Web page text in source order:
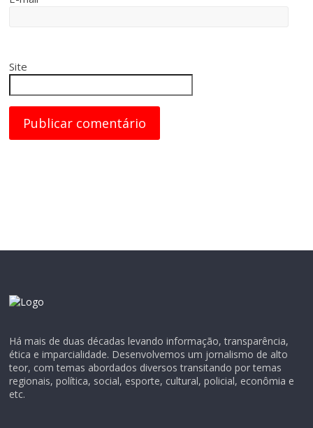
Site
Há mais de duas décadas levando informação, transparência,
ética e imparcialidade. Desenvolvemos um jornalismo de alto
teor, com temas abordados diversos transitando por temas
regionais, política, social, esporte, cultural, policial, econômia e
etc.